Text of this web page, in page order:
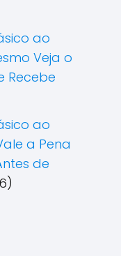
ao
Veja o
Recebe
ao
a Pena
de